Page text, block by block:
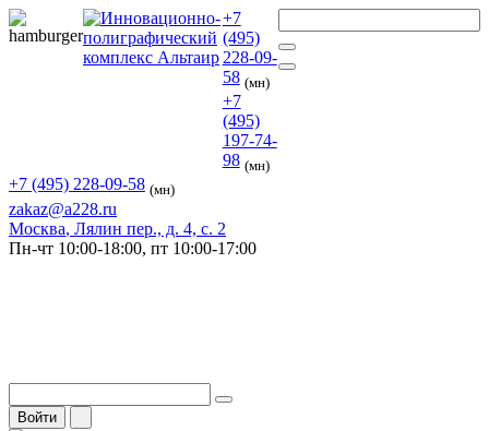
+7
(495)
228-09-
58 (мн)
+7
(495)
197-74-
98 (мн)
+7 (495) 228-09-58 (мн)
zakaz@a228.ru
Москва, Лялин пер., д. 4, с. 2
Пн-чт 10:00-18:00, пт 10:00-17:00
Войти